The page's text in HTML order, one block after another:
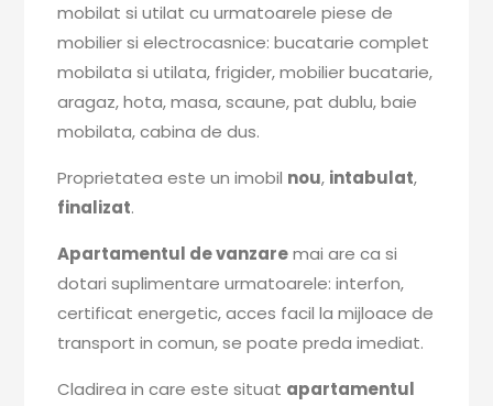
mobilat si utilat cu urmatoarele piese de
mobilier si electrocasnice: bucatarie complet
mobilata si utilata, frigider, mobilier bucatarie,
aragaz, hota, masa, scaune, pat dublu, baie
mobilata, cabina de dus.
Proprietatea este un imobil nou, intabulat,
finalizat.
Apartamentul de vanzaremai are ca si
dotari suplimentare urmatoarele: interfon,
certificat energetic, acces facil la mijloace de
transport in comun, se poate preda imediat.
Cladirea in care este situat apartamentul